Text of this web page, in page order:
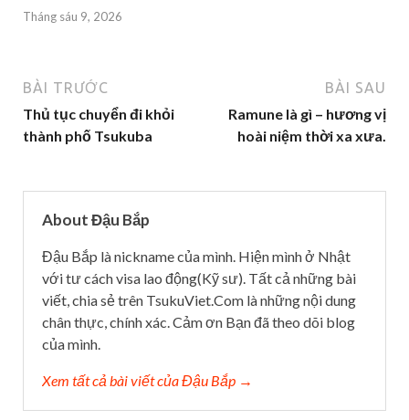
Tháng sáu 9, 2026
BÀI TRƯỚC
Thủ tục chuyển đi khỏi
thành phố Tsukuba
BÀI SAU
Ramune là gì – hương vị
hoài niệm thời xa xưa.
About Đậu Bắp
Đậu Bắp là nickname của mình. Hiện mình ở Nhật
với tư cách visa lao động(Kỹ sư). Tất cả những bài
viết, chia sẻ trên TsukuViet.Com là những nội dung
chân thực, chính xác. Cảm ơn Bạn đã theo dõi blog
của mình.
Xem tất cả bài viết của Đậu Bắp →